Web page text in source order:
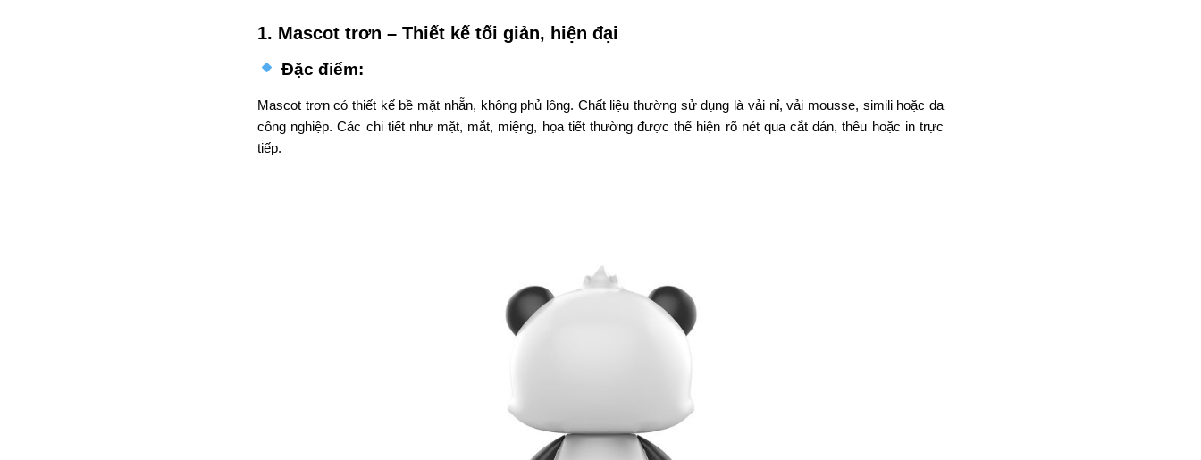
1. Mascot trơn – Thiết kế tối giản, hiện đại
Đặc điểm:
Mascot trơn có thiết kế bề mặt nhẵn, không phủ lông. Chất liệu thường sử dụng là vải nỉ, vải mousse, simili hoặc da
công nghiệp. Các chi tiết như mặt, mắt, miệng, họa tiết thường được thể hiện rõ nét qua cắt dán, thêu hoặc in trực
tiếp.